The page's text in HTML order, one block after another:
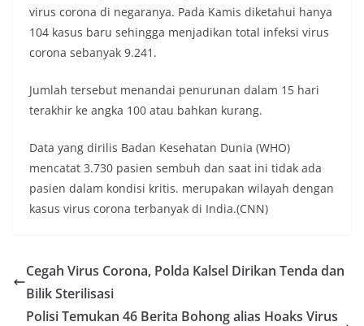
virus corona di negaranya. Pada Kamis diketahui hanya
104 kasus baru sehingga menjadikan total infeksi virus
corona sebanyak 9.241.
Jumlah tersebut menandai penurunan dalam 15 hari
terakhir ke angka 100 atau bahkan kurang.
Data yang dirilis Badan Kesehatan Dunia (WHO)
mencatat 3.730 pasien sembuh dan saat ini tidak ada
pasien dalam kondisi kritis. merupakan wilayah dengan
kasus virus corona terbanyak di India.(CNN)
Cegah Virus Corona, Polda Kalsel Dirikan Tenda dan
Bilik Sterilisasi
Polisi Temukan 46 Berita Bohong alias Hoaks Virus